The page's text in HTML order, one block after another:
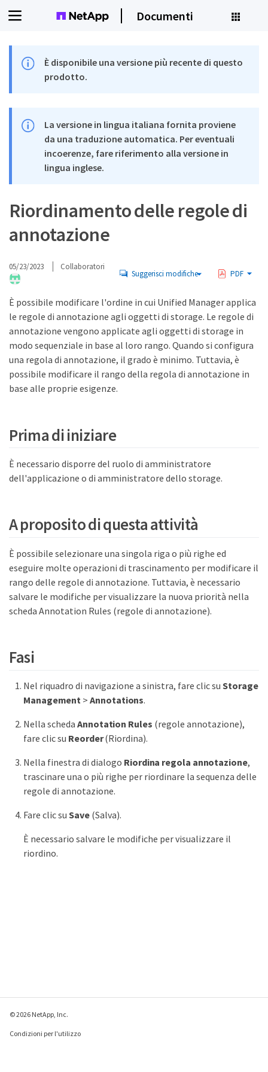
Documenti
È disponibile una versione più recente di questo
prodotto.
La versione in lingua italiana fornita proviene
da una traduzione automatica. Per eventuali
incoerenze, fare riferimento alla versione in
lingua inglese.
Riordinamento delle regole di
annotazione
05/23/2023 Collaboratori
Suggerisci modifiche PDF
È possibile modificare l'ordine in cui Unified Manager applica
le regole di annotazione agli oggetti di storage. Le regole di
annotazione vengono applicate agli oggetti di storage in
modo sequenziale in base al loro rango. Quando si configura
una regola di annotazione, il grado è minimo. Tuttavia, è
possibile modificare il rango della regola di annotazione in
base alle proprie esigenze.
Prima di iniziare
È necessario disporre del ruolo di amministratore
dell'applicazione o di amministratore dello storage.
A proposito di questa attività
È possibile selezionare una singola riga o più righe ed
eseguire molte operazioni di trascinamento per modificare il
rango delle regole di annotazione. Tuttavia, è necessario
salvare le modifiche per visualizzare la nuova priorità nella
scheda Annotation Rules (regole di annotazione).
Fasi
Nel riquadro di navigazione a sinistra, fare clic su Storage
Management >Annotations.
Nella scheda Annotation Rules (regole annotazione),
fare clic su Reorder(Riordina).
Nella finestra di dialogo Riordina regola annotazione,
trascinare una o più righe per riordinare la sequenza delle
regole di annotazione.
Fare clic su Save(Salva).
È necessario salvare le modifiche per visualizzare il
riordino.
© 2026 NetApp, Inc.
Condizioni per l'utilizzo